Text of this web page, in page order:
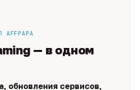
AFFPAPA
— в одном
обновления сервисов,